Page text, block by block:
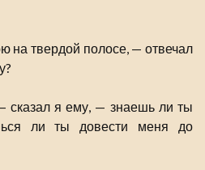
на твердой полосе, — отвечал
сказал я ему, — знаешь ли ты
ли ты довести меня до